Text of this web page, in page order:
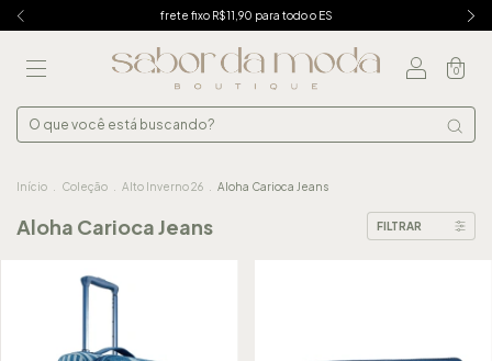
frete fixo R$11,90 para todo o ES
0
Início Coleção Alto Inverno 26 Aloha Carioca Jeans
Aloha Carioca Jeans FILTRAR